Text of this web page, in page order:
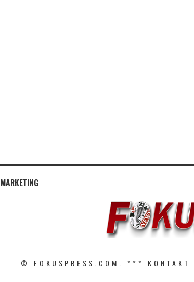
MARKETING
© FOKUSPRESS.COM. *** KONTAKT